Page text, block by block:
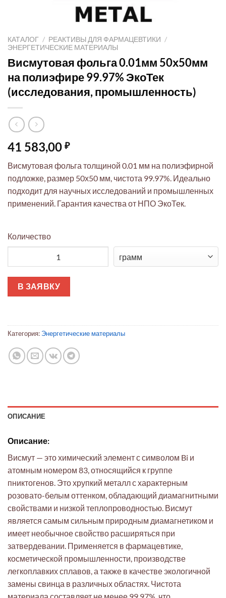
КАТАЛОГ / РЕАКТИВЫ ДЛЯ ФАРМАЦЕВТИКИ /
ЭНЕРГЕТИЧЕСКИЕ МАТЕРИАЛЫ
Висмутовая фольга 0.01мм 50х50мм
на полиэфире 99.97% ЭкоТек
(исследования, промышленность)
41 583,00 ₽
Висмутовая фольга толщиной 0.01 мм на полиэфирной
подложке, размер 50х50 мм, чистота 99.97%. Идеально
подходит для научных исследований и промышленных
применений. Гарантия качества от НПО ЭкоТек.
Количество
В ЗАЯВКУ
Категория: Энергетические материалы
ОПИСАНИЕ
Описание:
Висмут — это химический элемент с символом Bi и
атомным номером 83, относящийся к группе
пниктогенов. Это хрупкий металл с характерным
розовато-белым оттенком, обладающий диамагнитными
свойствами и низкой теплопроводностью. Висмут
является самым сильным природным диамагнетиком и
имеет необычное свойство расширяться при
затвердевании. Применяется в фармацевтике,
косметической промышленности, производстве
легкоплавких сплавов, а также в качестве экологичной
замены свинца в различных областях. Чистота